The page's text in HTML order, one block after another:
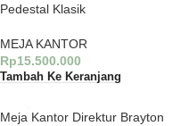
Pedestal Klasik
MEJA KANTOR
Rp15.500.000
Tambah Ke Keranjang
Meja Kantor Direktur Brayton